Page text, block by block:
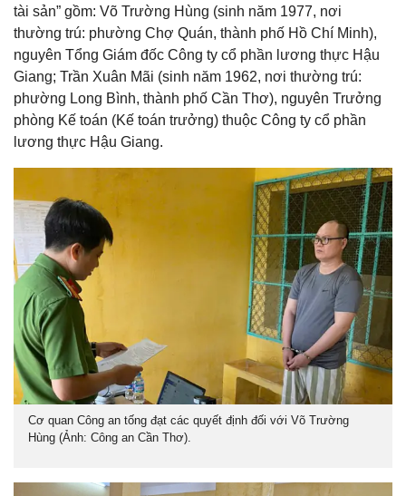
tài sản” gồm: Võ Trường Hùng (sinh năm 1977, nơi
thường trú: phường Chợ Quán, thành phố Hồ Chí Minh),
nguyên Tổng Giám đốc Công ty cổ phần lương thực Hậu
Giang; Trần Xuân Mãi (sinh năm 1962, nơi thường trú:
phường Long Bình, thành phố Cần Thơ), nguyên Trưởng
phòng Kế toán (Kế toán trưởng) thuộc Công ty cổ phần
lương thực Hậu Giang.
Cơ quan Công an tống đạt các quyết định đối với Võ Trường
Hùng (Ảnh: Công an Cần Thơ).